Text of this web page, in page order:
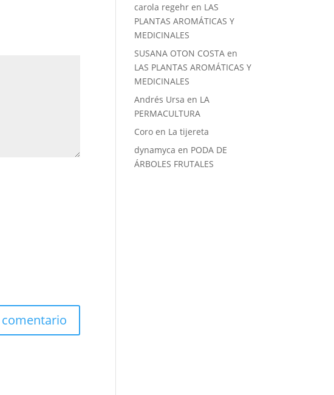
carola regehr en LAS
PLANTAS AROMÁTICAS Y
MEDICINALES
SUSANA OTON COSTA en
LAS PLANTAS AROMÁTICAS Y
MEDICINALES
Andrés Ursa en LA
PERMACULTURA
Coro en La tijereta
dynamyca en PODA DE
ÁRBOLES FRUTALES